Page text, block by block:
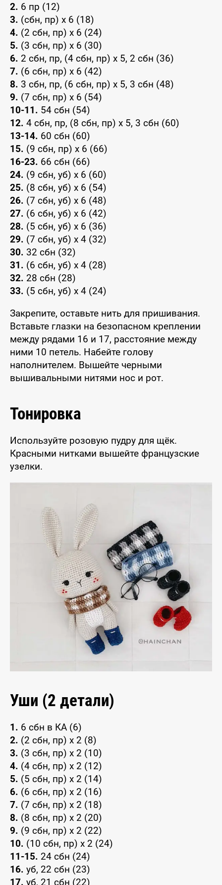
2. 6 пр (12)
3. (сбн, пр) x 6 (18)
4. (2 сбн, пр) x 6 (24)
5. (3 сбн, пр) x 6 (30)
6. 2 сбн, пр, (4 сбн, пр) x 5, 2 сбн (36)
7. (6 сбн, пр) x 6 (42)
8. 3 сбн, пр, (6 сбн, пр) x 5, 3 сбн (48)
9. (7 сбн, пр) x 6 (54)
10-11. 54 сбн (54)
12. 4 сбн, пр, (8 сбн, пр) x 5, 3 сбн (60)
13-14. 60 сбн (60)
15. (9 сбн, пр) x 6 (66)
16-23. 66 сбн (66)
24. (9 сбн, уб) x 6 (60)
25. (8 сбн, уб) x 6 (54)
26. (7 сбн, уб) x 6 (48)
27. (6 сбн, уб) x 6 (42)
28. (5 сбн, уб) x 6 (36)
29. (7 сбн, уб) x 4 (32)
30. 32 сбн (32)
31. (6 сбн, уб) x 4 (28)
32. 28 сбн (28)
33. (5 сбн, уб) x 4 (24)
Закрепите, оставьте нить для пришивания.
Вставьте глазки на безопасном креплении
между рядами 16 и 17, расстояние между
ними 10 петель. Набейте голову
наполнителем. Вышейте черными
вышивальными нитями нос и рот.
Тонировка
Используйте розовую пудру для щёк.
Красными нитками вышейте французские
узелки.
Уши (2 детали)
1. 6 сбн в КА (6)
2. (2 сбн, пр) x 2 (8)
3. (3 сбн, пр) x 2 (10)
4. (4 сбн, пр) x 2 (12)
5. (5 сбн, пр) x 2 (14)
6. (6 сбн, пр) x 2 (16)
7. (7 сбн, пр) x 2 (18)
8. (8 сбн, пр) x 2 (20)
9. (9 сбн, пр) x 2 (22)
10. (10 сбн, пр) x 2 (24)
11-15. 24 сбн (24)
16. уб, 22 сбн (23)
17. уб, 21 сбн (22)